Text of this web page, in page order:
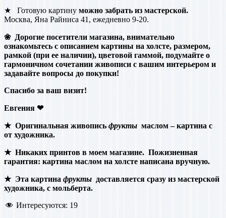
★ Готовую картину можно забрать из мастерской.
Москва, Яна Райниса 41, ежедневно 9-20.
❀ Дорогие посетители магазина, внимательно
ознакомьтесь с описанием картины на холсте, размером,
рамкой (при ее наличии), цветовой гаммой, подумайте о
гармоничном сочетании живописи с вашим интерьером и
задавайте вопросы до покупки!
Спасибо за ваш визит!
Евгения ❤
★ Оригинальная живопись фрукты маслом – картина с
от художника.
★ Никаких принтов в моем магазине. Пожизненная
гарантия: картина маслом на холсте написана вручную.
★ Эта картина фрукты доставляется сразу из мастерской
художника, с мольберта.
Интересуются: 19